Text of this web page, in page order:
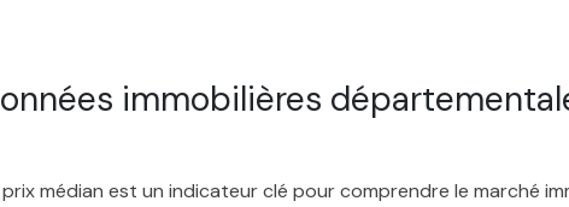
immobilières
prix médian est un indicateur clé pour comprendre le marché